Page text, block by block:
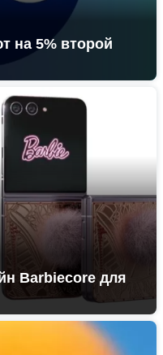
на 5% второй
Barbiecore для